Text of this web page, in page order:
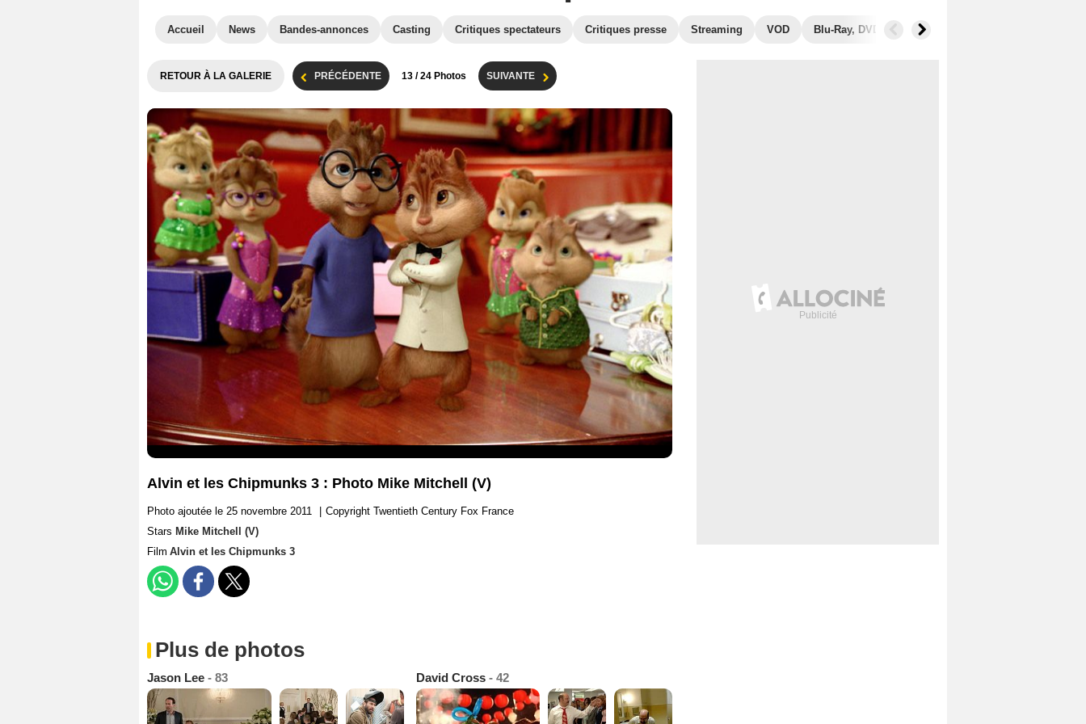
Accueil News Bandes-annonces Casting Critiques spectateurs Critiques presse Streaming VOD Blu-Ray, DVD Photos
RETOUR À LA GALERIE PRÉCÉDENTE 13 / 24 Photos SUIVANTE
Alvin et les Chipmunks 3 : Photo Mike Mitchell (V)
Photo ajoutée le 25 novembre 2011
Copyright Twentieth Century Fox France
Stars Mike Mitchell (V)
Film Alvin et les Chipmunks 3
Plus de photos
Jason Lee - 83 David Cross - 42